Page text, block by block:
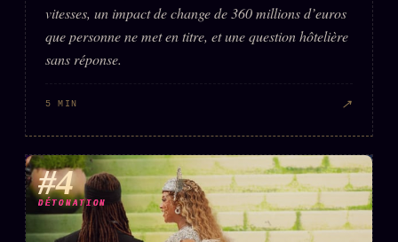
vitesses, un impact de change de 360 millions d’euros
que personne ne met en titre, et une question hôtelière
sans réponse.
5 MIN ↗
#4
DÉTONATION